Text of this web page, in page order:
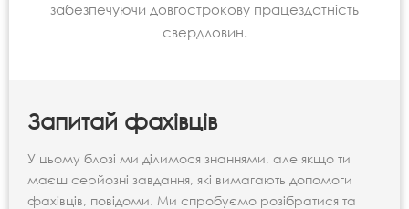
забезпечуючи довгострокову працездатність
свердловин.
Запитай фахівців
У цьому блозі ми ділимося знаннями, але якщо ти
маєш серйозні завдання, які вимагають допомоги
фахівців, повідоми. Ми спробуємо розібратися та